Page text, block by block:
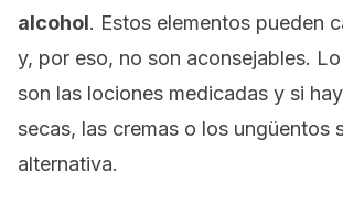
alcohol. Estos elementos pueden
y, por eso, no son aconsejables.
son las lociones medicadas y si
secas, las cremas o los ungüentos
alternativa.